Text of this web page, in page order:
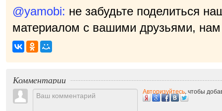
@yamobi: не забудьте поделиться
материалом с вашими друзьями,
Комментарии
Авторизуйтесь, чтобы